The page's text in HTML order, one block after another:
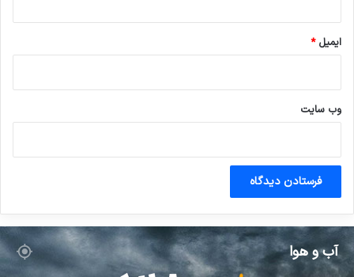
ایمیل*
وب‌ سایت
آب و هوا